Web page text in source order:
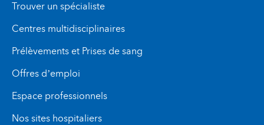
Trouver un spécialiste
Centres multidisciplinaires
Prélèvements et Prises de sang
Offres d’emploi
Espace professionnels
Nos sites hospitaliers